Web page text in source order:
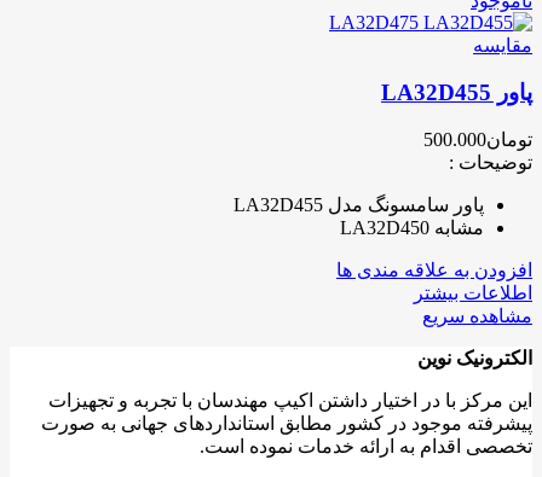
مقایسه
پاور LA32D455
تومان500.000
توضیحات :
پاور سامسونگ مدل LA32D455
مشابه LA32D450
افزودن به علاقه مندی ها
اطلاعات بیشتر
مشاهده سریع
الکترونیک نوین
این مرکز با در اختیار داشتن اکیپ مهندسان با تجربه و تجهیزات
پیشرفته موجود در کشور مطابق استانداردهای جهانی به صورت
تخصصی اقدام به ارائه خدمات نموده است.